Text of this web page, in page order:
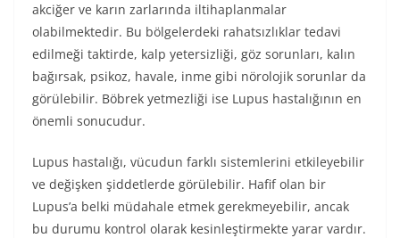
akciğer ve karın zarlarında iltihaplanmalar
olabilmektedir. Bu bölgelerdeki rahatsızlıklar tedavi
edilmeği taktirde, kalp yetersizliği, göz sorunları, kalın
bağırsak, psikoz, havale, inme gibi nörolojik sorunlar da
görülebilir. Böbrek yetmezliği ise Lupus hastalığının en
önemli sonucudur.
Lupus hastalığı, vücudun farklı sistemlerini etkileyebilir
ve değişken şiddetlerde görülebilir. Hafif olan bir
Lupus’a belki müdahale etmek gerekmeyebilir, ancak
bu durumu kontrol olarak kesinleştirmekte yarar vardır.